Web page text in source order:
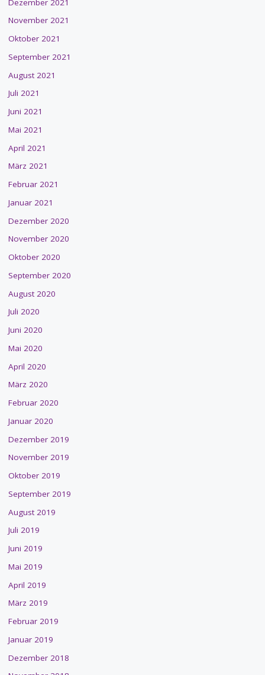
Dezember 2021
November 2021
Oktober 2021
September 2021
August 2021
Juli 2021
Juni 2021
Mai 2021
April 2021
März 2021
Februar 2021
Januar 2021
Dezember 2020
November 2020
Oktober 2020
September 2020
August 2020
Juli 2020
Juni 2020
Mai 2020
April 2020
März 2020
Februar 2020
Januar 2020
Dezember 2019
November 2019
Oktober 2019
September 2019
August 2019
Juli 2019
Juni 2019
Mai 2019
April 2019
März 2019
Februar 2019
Januar 2019
Dezember 2018